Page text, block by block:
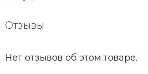
Отзывы
Нет отзывов об этом товаре.